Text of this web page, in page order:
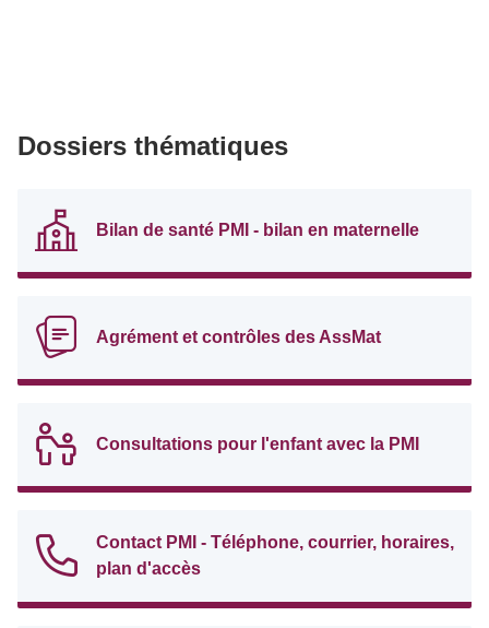
Dossiers thématiques
Bilan de santé PMI - bilan en maternelle
Agrément et contrôles des AssMat
Consultations pour l'enfant avec la PMI
Contact PMI - Téléphone, courrier, horaires,
plan d'accès